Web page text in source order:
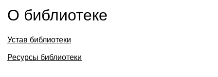
О библиотеке
Устав библиотеки
Ресурсы библиотеки